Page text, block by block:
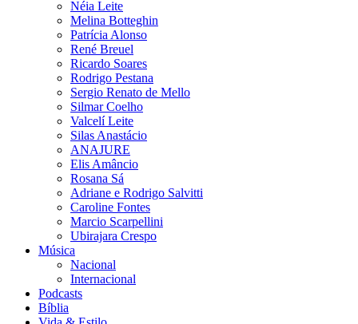
Néia Leite
Melina Botteghin
Patrícia Alonso
René Breuel
Ricardo Soares
Rodrigo Pestana
Sergio Renato de Mello
Silmar Coelho
Valcelí Leite
Silas Anastácio
ANAJURE
Elis Amâncio
Rosana Sá
Adriane e Rodrigo Salvitti
Caroline Fontes
Marcio Scarpellini
Ubirajara Crespo
Música
Nacional
Internacional
Podcasts
Bíblia